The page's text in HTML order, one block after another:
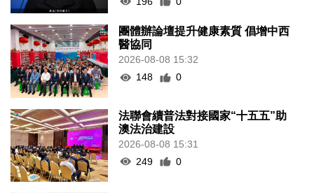
團體辦論壇提升健康素質 倡增中西
醫協同
2026-08-08 15:32
148
0
法聯會續普法對接國家“十五五”助
澳法治建設
2026-08-08 15:31
249
0